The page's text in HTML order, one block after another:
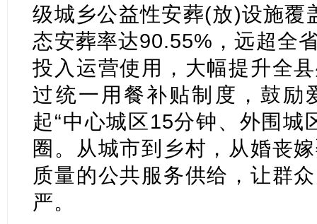
级城乡公益性安葬(放)设施覆
态安葬率达90.55%，远超全
投入运营使用，大幅提升全
过统一用餐补贴制度，鼓励
起“中心城区15分钟、外围城
圈。从城市到乡村，从婚丧
质量的公共服务供给，让群
严。